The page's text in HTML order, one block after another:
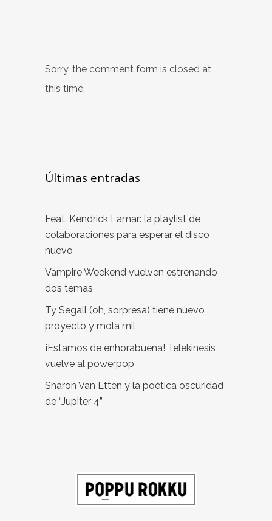
Sorry, the comment form is closed at
this time.
Últimas entradas
Feat. Kendrick Lamar: la playlist de
colaboraciones para esperar el disco
nuevo
Vampire Weekend vuelven estrenando
dos temas
Ty Segall (oh, sorpresa) tiene nuevo
proyecto y mola mil
¡Estamos de enhorabuena! Telekinesis
vuelve al powerpop
Sharon Van Etten y la poética oscuridad
de “Jupiter 4”